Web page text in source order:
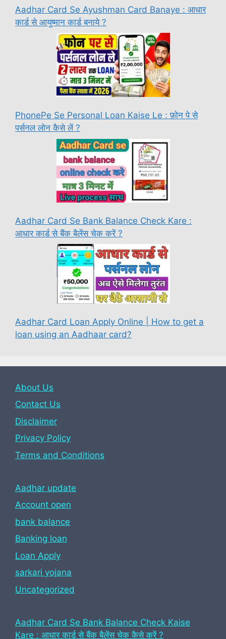
Aadhar Card Se Ayushman Card Banaye : आधार
कार्ड से आयुष्मान कार्ड बनाये ?
PhonePe Se Personal Loan Kaise Le : फ़ोन पे से
पर्सनल लोन कैसे लें ?
Aadhar Card Se Bank Balance Check Kare :
आधार कार्ड से बैंक बैलेंस चेक करें ?
Aadhar Card Loan Apply Online | How to get a
loan using an Aadhaar card?
About Us
Contact Us
Disclaimer
Privacy Policy
Terms and Conditions
Aadhar update
Account open
bank balance
Banking loan
Loan Apply
sarkari yojana
Uncategorized
Aadhar Card Se Bank Balance Check Kaise
Kare : आधार कार्ड से बैंक बैलेंस चेक कैसे करें ?